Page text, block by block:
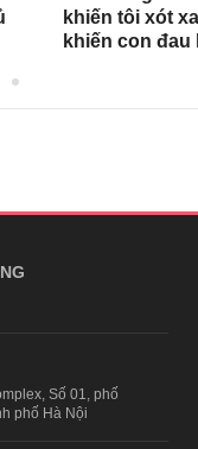
khiến tôi xót
khiến con đau
Số 01, phố
phố Hà Nội